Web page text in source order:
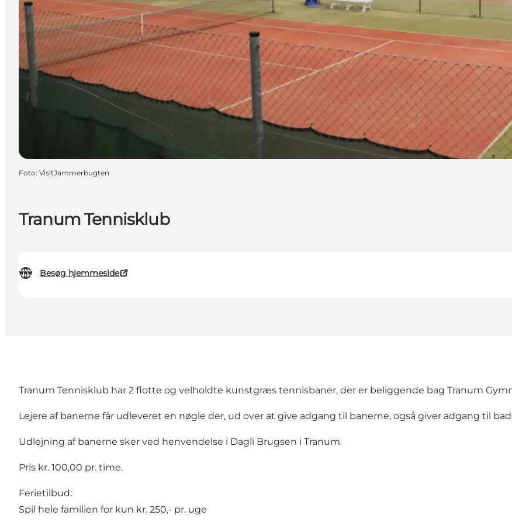
Tranum Tennisklub
Besøg hjemmeside
Foto: VisitJammerbugten
Tranum Tennisklub har 2 flotte og velholdte kunstgræs tennisbaner, der er beliggende bag Tranum
Lejere af banerne får udleveret en nøgle der, ud over at give adgang til banerne, også giver adgang til
Udlejning af banerne sker ved henvendelse i Daglì Brugsen i Tranum.
Pris kr. 100,00 pr. time.
Ferietilbud:
Spil hele familien for kun kr. 250,- pr. uge